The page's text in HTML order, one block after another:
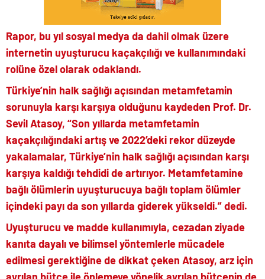
Rapor, bu yıl sosyal medya da dahil olmak üzere
internetin uyuşturucu kaçakçılığı ve kullanımındaki
rolüne özel olarak odaklandı.
Türkiye’nin halk sağlığı açısından metamfetamin
sorunuyla karşı karşıya olduğunu kaydeden Prof. Dr.
Sevil Atasoy, “Son yıllarda metamfetamin
kaçakçılığındaki artış ve 2022’deki rekor düzeyde
yakalamalar, Türkiye’nin halk sağlığı açısından karşı
karşıya kaldığı tehdidi de artırıyor. Metamfetamine
bağlı ölümlerin uyuşturucuya bağlı toplam ölümler
içindeki payı da son yıllarda giderek yükseldi.” dedi.
Uyuşturucu ve madde kullanımıyla, cezadan ziyade
kanıta dayalı ve bilimsel yöntemlerle mücadele
edilmesi gerektiğine de dikkat çeken Atasoy, arz için